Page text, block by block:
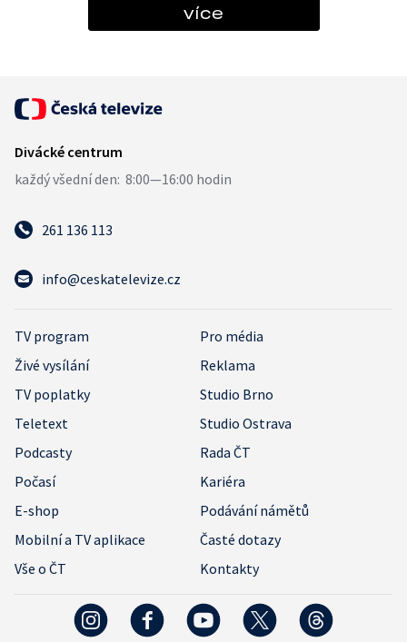
více
261 136 113
info@ceskatelevize.cz
TV program
Pro média
Živé vysílání
Reklama
TV poplatky
Studio Brno
Teletext
Studio Ostrava
Podcasty
Rada ČT
Počasí
Kariéra
E-shop
Podávání námětů
Mobilní a TV aplikace
Časté dotazy
Vše o ČT
Kontakty